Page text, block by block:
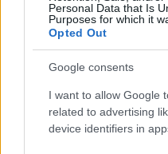
Personal Data that Is
Purposes for which it
Opted Out
Google consents
I want to allow Google
related to advertising
device identifiers in
Inviaci
Su